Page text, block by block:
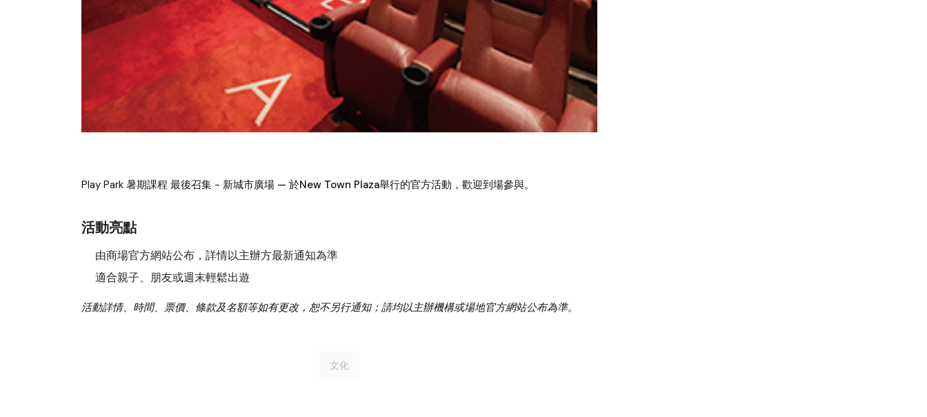
Play Park 暑期課程 最後召集 - 新城市廣場 — 於New Town Plaza舉行的官方活動，歡迎到場參與。
活動亮點
由商場官方網站公布，詳情以主辦方最新通知為準
適合親子、朋友或週末輕鬆出遊
活動詳情、時間、票價、條款及名額等如有更改，恕不另行通知；請均以主辦機構或場地官方網站公布為準。
文化